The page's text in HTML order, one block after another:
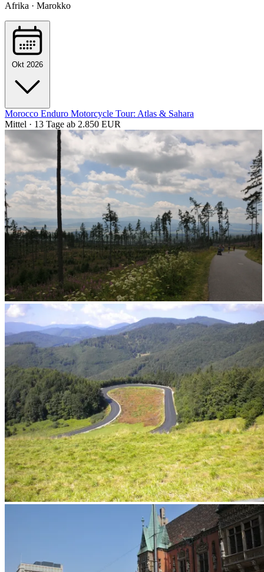
Afrika · Marokko
Okt 2026
Morocco Enduro Motorcycle Tour: Atlas & Sahara
Mittel · 13 Tage ab 2.850 EUR